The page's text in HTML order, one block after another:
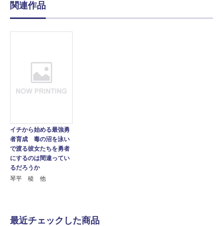
関連作品
イチから始める最強勇
者育成 毒の沼を泳い
で渡る彼女たちを勇者
にするのは間違ってい
るだろうか
琴平 稜 他
最近チェックした商品